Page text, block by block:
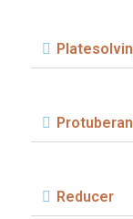
Reducer